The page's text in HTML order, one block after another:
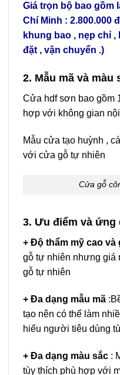
Giá trọn bộ bao gồm
Chí Minh : 2.800.000
khung bao , nẹp chỉ
đặt , vận chuyển .)
2. Mẫu mã và màu
Cửa hdf sơn bao gồm
hợp với không gian
Mẫu cửa tạo huỳnh ,
với cửa gỗ tự nhiên
Cửa gỗ
3. Ưu điểm và
+ Độ thẩm mỹ cao và
gỗ tự nhiên nhưng giá
gỗ tự nhiên
+ Đa dạng mẫu mã
tạo nên có thể làm
hiếu người tiêu dùng
+ Đa dạng màu sắc :
tùy thích phù hợp với